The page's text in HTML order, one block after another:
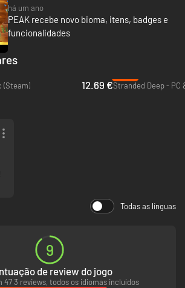
para receber e artigos cosméticos para
é só para amigos. Convida até três outros
há um ano
PEAK recebe novo bioma, itens, badges e
funcionalidades
(Steam)
12.69 €Stranded Deep - PC
Todas as línguas
9
de review do jogo
47 3 reviews, todos os idiomas incluídos